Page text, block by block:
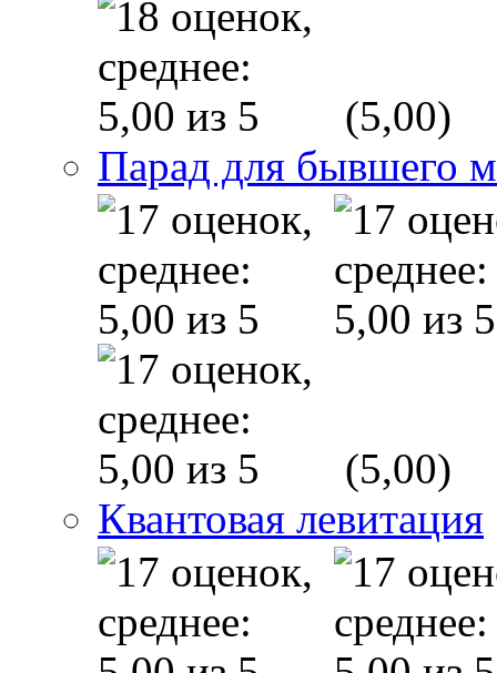
(5,00)
Парад для бывшего
(5,00)
Квантовая левитация